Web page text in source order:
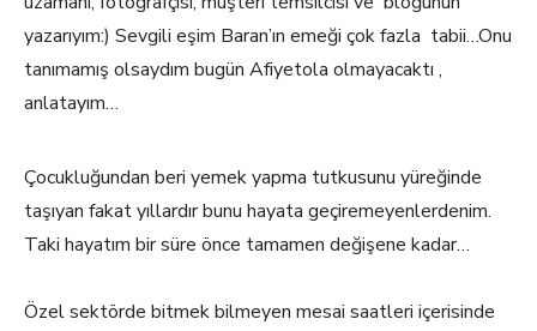
yazarıyım:) Sevgili eşim Baran’ın emeği çok fazla tabii…Onu
tanımamış olsaydım bugün Afiyetola olmayacaktı ,
anlatayım…
Çocukluğundan beri yemek yapma tutkusunu yüreğinde
taşıyan fakat yıllardır bunu hayata geçiremeyenlerdenim.
Taki hayatım bir süre önce tamamen değişene kadar…
Özel sektörde bitmek bilmeyen mesai saatleri içerisinde